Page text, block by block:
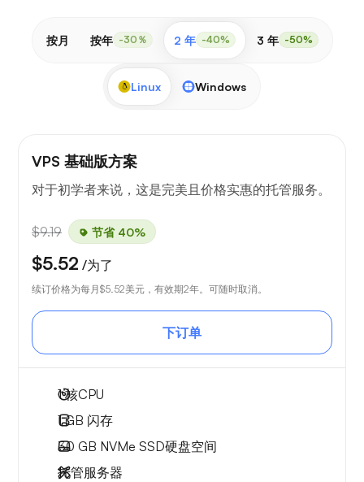
按月 按年 -30％ 2 年 -40% 3 年 -50%
Linux Windows
VPS 基础版方案
对于初学者来说，这是完美且价格实惠的托管服务。
$9.19 节省 40%
$5.52 /为了
续订价格为每月$5.52美元，有效期2年。可随时取消。
下订单
1核CPU
1 GB 闪存
30 GB NVMe SSD硬盘空间
托管服务器